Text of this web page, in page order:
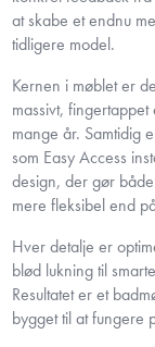
at skabe et endnu
tidligere model.
Kernen i møblet er
massivt,
mange år. Samtidig
som Easy Access
design, der gør
mere fleksibel end
Hver detalje er
blød lukning til
Resultatet er et
bygget til at fungere